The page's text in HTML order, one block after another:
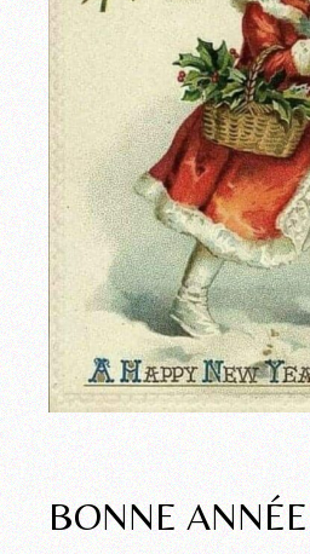
BONNE ANNÉE